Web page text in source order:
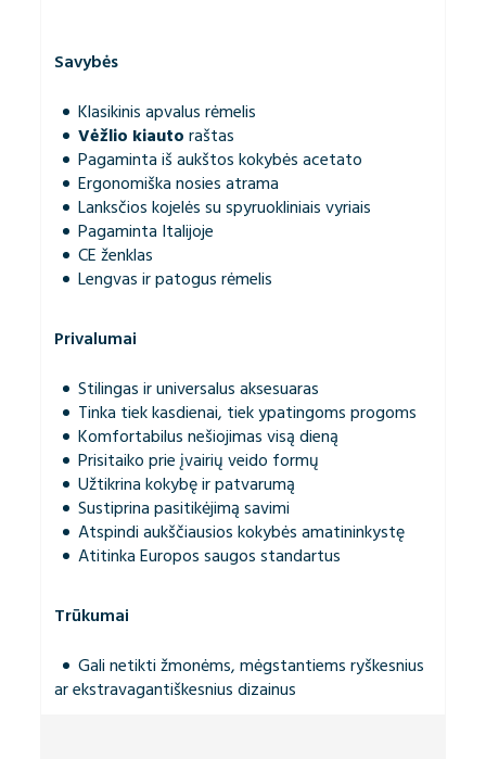
Savybės
Klasikinis apvalus rėmelis
Vėžlio kiautoraštas
Pagaminta iš aukštos kokybės acetato
Ergonomiška nosies atrama
Lanksčios kojelės su spyruokliniais vyriais
Pagaminta Italijoje
CE ženklas
Lengvas ir patogus rėmelis
Privalumai
Stilingas ir universalus aksesuaras
Tinka tiek kasdienai, tiek ypatingoms progoms
Komfortabilus nešiojimas visą dieną
Prisitaiko prie įvairių veido formų
Užtikrina kokybę ir patvarumą
Sustiprina pasitikėjimą savimi
Atspindi aukščiausios kokybės amatininkystę
Atitinka Europos saugos standartus
Trūkumai
Gali netikti žmonėms, mėgstantiems ryškesnius
ar ekstravagantiškesnius dizainus